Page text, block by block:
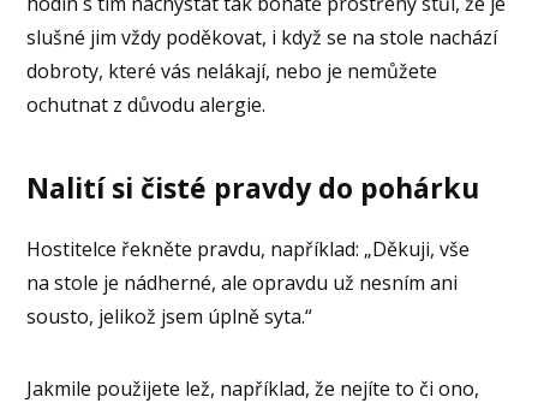
slušné jim vždy poděkovat, i když se na stole nachází
dobroty, které vás nelákají, nebo je nemůžete
ochutnat z důvodu alergie.
Nalití si čisté pravdy do pohárku
Hostitelce řekněte pravdu, například: „Děkuji, vše
na stole je nádherné, ale opravdu už nesním ani
sousto, jelikož jsem úplně syta.“
Jakmile použijete lež, například, že nejíte to či ono,